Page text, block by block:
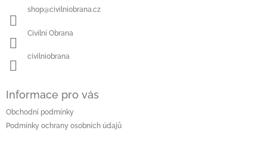
shop@civilniobrana.cz
Civilní Obrana
civilniobrana
Informace pro vás
Obchodní podmínky
Podmínky ochrany osobních údajů